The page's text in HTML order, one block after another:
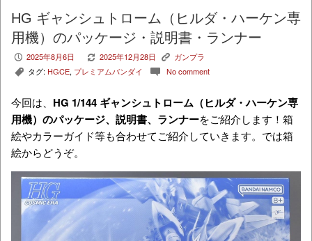
HG ギャンシュトローム（ヒルダ・ハーケン専
用機）のパッケージ・説明書・ランナー
P 2025年8月6日 V 2025年12月28日 K ガンプラ
, タグ: HGCE, プレミアムバンダイ c No comment
今回は、 HG 1/144 ギャンシュトローム（ヒルダ・ハーケン専
用機） のパッケージ、説明書、ランナーをご紹介します！箱
絵やカラーガイド等も合わせてご紹介していきます。では箱
絵からどうぞ。